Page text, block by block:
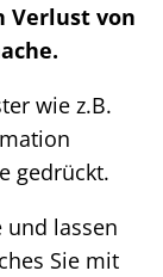
Verlust von
wie z.B.
gedrückt.
und lassen
Sie mit